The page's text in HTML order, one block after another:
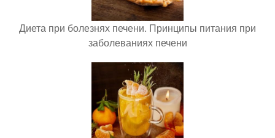
Диета при болезнях печени. Принципы питания при
заболеваниях печени